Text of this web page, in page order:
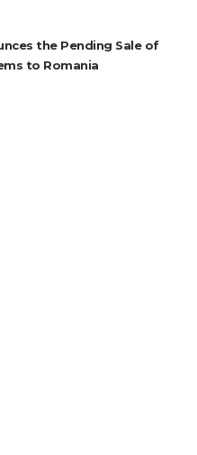
the Pending Sale of
to Romania